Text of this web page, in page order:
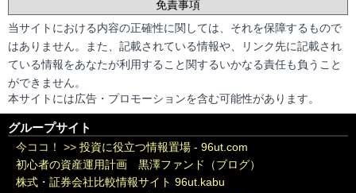
免責事項
当サイトにおける内容の正確性に関しては、それを保障するもので
はありません。また、記載されている情報や、リンク先に記載され
ている情報をあなたが利用すること関するいかなる責任も負うこと
ができません。
本サイトには広告・プロモーションを含む可能性があります。
グループサイト
今ココ！ >> 投資に役立つ情報置場 - 96ut.com
初心者の資産運用計画 黒澤ファンド（ブログ）
株式・証券会社比較情報サイト 96ut.kabu